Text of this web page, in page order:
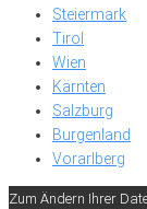
Steiermark
Tirol
Wien
Kärnten
Salzburg
Burgenland
Vorarlberg
Zum Ändern Ihrer